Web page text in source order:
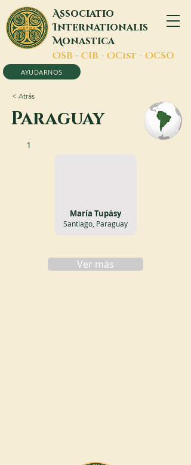
Associatio
Internationalis
Monastica
OSB - CIB - OCist - OCSO
AYUDARNOS
< Atrás
Paraguay
1
María Tupäsy
Santiago, Paraguay
Ver más